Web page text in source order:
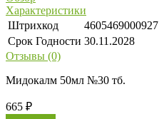
Характеристики
Штрихкод
4605469000927
Срок Годности 30.11.2028
Отзывы (0)
Мидокалм 50мл №30 тб.
665 ₽